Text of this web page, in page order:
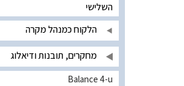
השלישי
הלקוח כמנהל מקרה
מחקרים, תובנות ודיאלוג
Balance 4-u